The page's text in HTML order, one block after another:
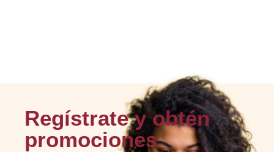
Regístrate y obtén
promociones